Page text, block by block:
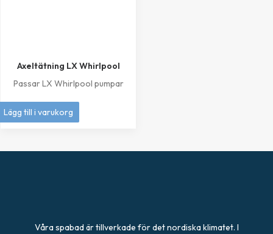
Axeltätning LX Whirlpool
Passar LX Whirlpool pumpar
249kr
Lägg till i varukorg
Våra spabad är tillverkade för det nordiska klimatet. I